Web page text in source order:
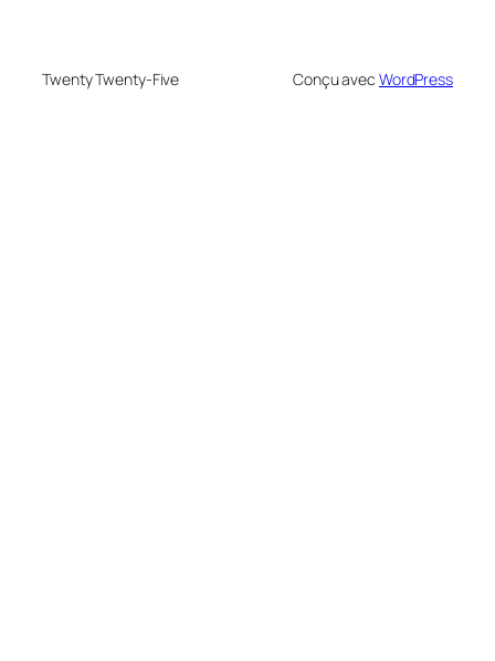
Twenty Twenty-Five Conçu avec WordPress